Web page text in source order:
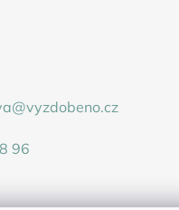
@vyzdobeno.cz
96